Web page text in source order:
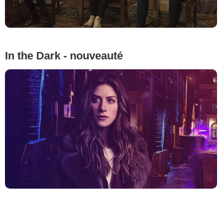
In the Dark - nouveauté